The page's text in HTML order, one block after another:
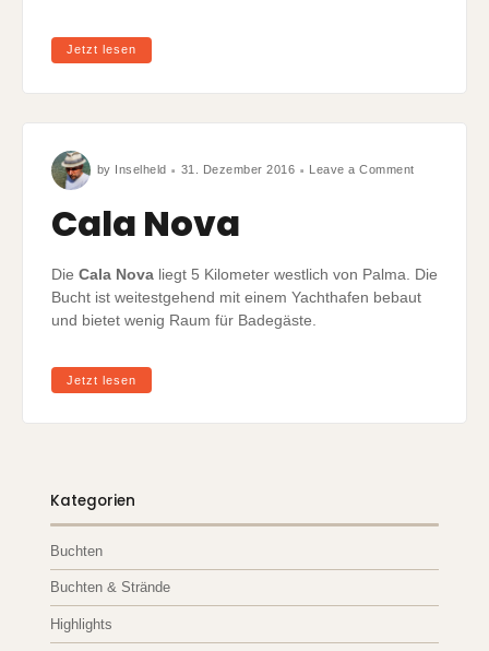
Jetzt lesen
by Inselheld 31. Dezember 2016 Leave a CommentCala
Cala Nova
Die Cala Novaliegt 5 Kilometer westlich von Palma. Die
Bucht ist weitestgehend mit einem Yachthafen bebaut
und bietet wenig Raum für Badegäste.
Jetzt lesen
Kategorien
Buchten
Buchten & Strände
Highlights